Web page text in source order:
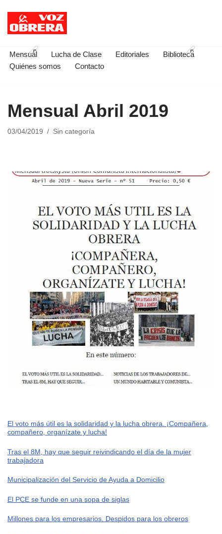
Saltar
contenido
Mensual Lucha de Clase Editoriales
Biblioteca
Quiénes somos
Contacto
Mensual Abril 2019
03/04/2019 Sin categoría
El voto más útil es la solidaridad y la lucha obrera. ¡Compañera,
compañero, organízate y lucha!
Tras el 8M, hay que seguir reivindicando el día de la mujer
trabajadora
Municipalización del Servicio de Ayuda a Domicilio
El PCE se funde en una sopa de siglas
Millones para los empresarios. Despidos para los obreros